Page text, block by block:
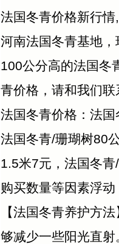
法国冬青价格新行
河南法国冬青基地
100公分高的法国冬
青价格，请和我们
法国冬青价格：法
法国冬青/珊瑚树80
1.5米7元，法国冬
购买数量等因素浮
【法国冬青养护方
够减少一些阳光直